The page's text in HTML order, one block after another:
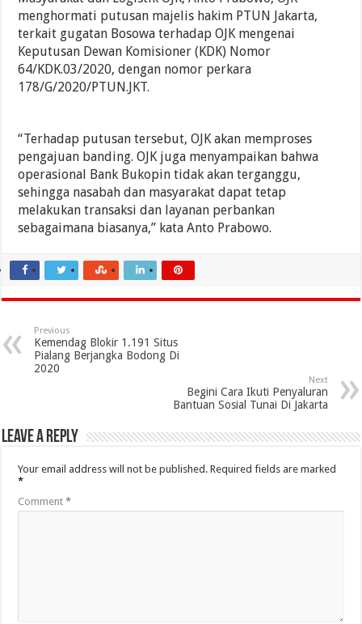
menghormati putusan majelis hakim PTUN Jakarta,
terkait gugatan Bosowa terhadap OJK mengenai
Keputusan Dewan Komisioner (KDK) Nomor
64/KDK.03/2020, dengan nomor perkara
178/G/2020/PTUN.JKT.
“Terhadap putusan tersebut, OJK akan memproses
pengajuan banding. OJK juga menyampaikan bahwa
operasional Bank Bukopin tidak akan terganggu,
sehingga nasabah dan masyarakat dapat tetap
melakukan transaksi dan layanan perbankan
sebagaimana biasanya,” kata Anto Prabowo.
Previous
Kemendag Blokir 1.191 Situs
Pialang Berjangka Bodong Di
2020
Next
Begini Cara Ikuti Penyaluran
Bantuan Sosial Tunai Di Jakarta
Leave a Reply
Your email address will not be published. Required fields are marked
*
Comment*